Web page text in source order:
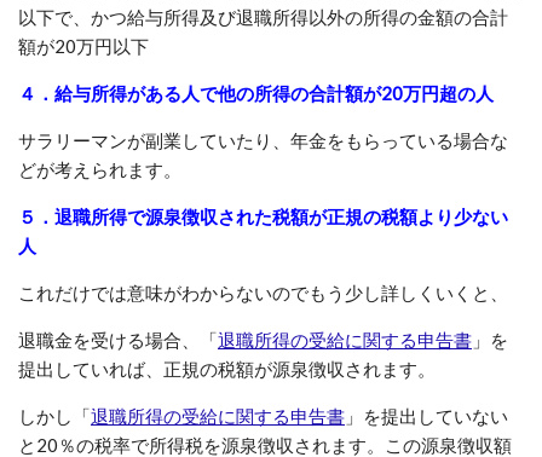
以下で、かつ給与所得及び退職所得以外の所得の金額の合計
額が20万円以下
４．給与所得がある人で他の所得の合計額が20万円超の人
サラリーマンが副業していたり、年金をもらっている場合な
どが考えられます。
５．退職所得で源泉徴収された税額が正規の税額より少ない
人
これだけでは意味がわからないのでもう少し詳しくいくと、
退職金を受ける場合、「退職所得の受給に関する申告書 」を
提出していれば、正規の税額が源泉徴収されます。
しかし「退職所得の受給に関する申告書 」を提出していない
と20％の税率で所得税を源泉徴収されます。この源泉徴収額